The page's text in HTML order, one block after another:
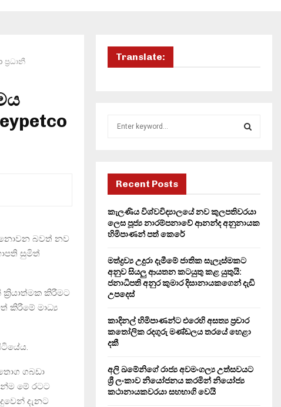
නොවන බවත් නව
සුමිත්
කිරීමට
කිරීමේ මාධ්‍ය
ගබඩා
මේ රටට
දැනට
Translate:
f
r
:
R
Recent Posts
කැලණිය විශ්වවිද්‍යාලයේ නව කුලපතිවරයා
ලෙස පූජ්‍ය නාරම්පනාවේ ආනන්ද අනුනායක
හිමිපාණන් පත් කෙරේ
මත්ද්‍රව්‍ය උදුරා දැමීමේ ජාතික සැලැස්මකට
අනුව සියලු ආයතන කටයුතු කළ යුතුයි:
ජනාධිපති අනුර කුමාර දිසානායකගෙන් දැඩි
උපදෙස්
කාදිනල් හිමිපාණන්ට එරෙහි අසත්‍ය ප්‍රචාර
කතෝලික රදගුරු මණ්ඩලය තරයේ හෙළා
දකී
අලි ඛමේනිගේ රාජ්‍ය අවමංගල්‍ය උත්සවයට
ශ්‍රී ලංකාව නියෝජනය කරමින් නියෝජ්‍ය
කථානායකවරයා සහභාගි වෙයි